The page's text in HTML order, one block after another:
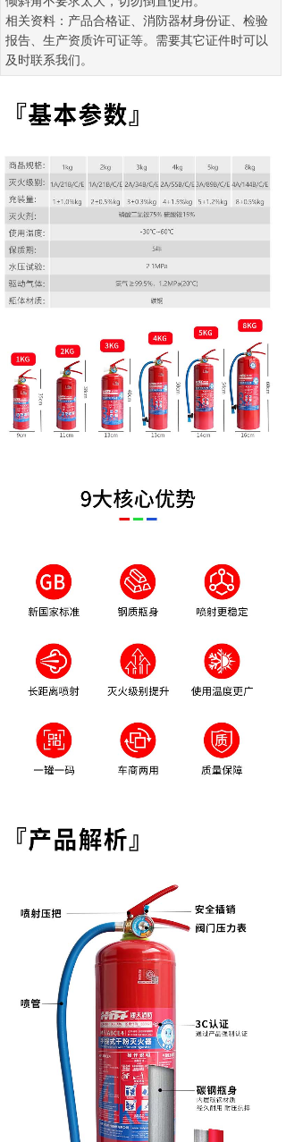
相关资料：产品合格证、消防器材身份证、检验
报告、生产资质许可证等。需要其它证件时可以
及时联系我们。